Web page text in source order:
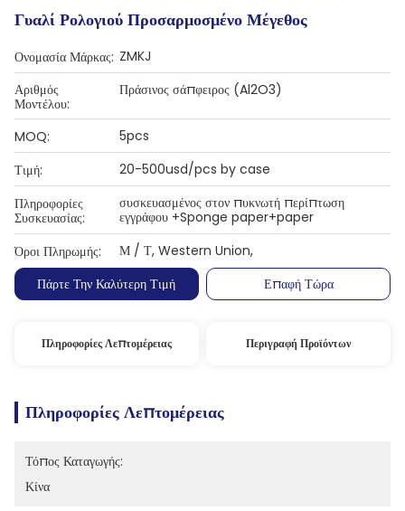
Γυαλί Ρολογιού Προσαρμοσμένο Μέγεθος
Ονομασία Μάρκας: ZMKJ
Αριθμός
Μοντέλου:
Πράσινος σάπφειρος (Al2O3)
MOQ:
5pcs
Τιμή:
20-500usd/pcs by case
Πληροφορίες
Συσκευασίας:
συσκευασμένος στον πυκνωτή περίπτωση
εγγράφου +Sponge paper+paper
Όροι Πληρωμής:
Μ / Τ, Western Union,
Πάρτε Την Καλύτερη Τιμή
Επαφή Τώρα
Πληροφορίες Λεπτομέρειας Περιγραφή Προϊόντων
Πληροφορίες Λεπτομέρειας
Τόπος Καταγωγής:
Κίνα